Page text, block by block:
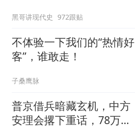
黑哥讲现代史 972跟贴
不体验一下我们的“热情好
客”，谁敢走！
子桑鹰脉
普京借兵暗藏玄机，中方
安理会撂下重话，78万件